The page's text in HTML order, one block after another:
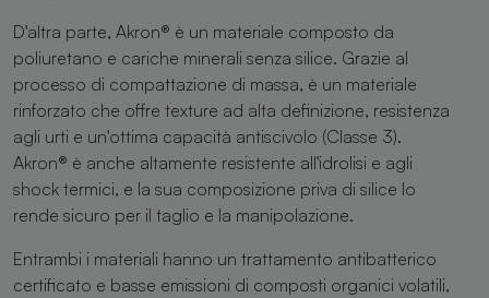
D'altra parte, Akron® è un materiale composto da
poliuretano e cariche minerali senza silice. Grazie al
processo di compattazione di massa, è un materiale
rinforzato che offre texture ad alta definizione, resistenza
agli urti e un'ottima capacità antiscivolo (Classe 3).
Akron® è anche altamente resistente all'idrolisi e agli
shock termici, e la sua composizione priva di silice lo
rende sicuro per il taglio e la manipolazione.
Entrambi i materiali hanno un trattamento antibatterico
certificato e basse emissioni di composti organici volatili,